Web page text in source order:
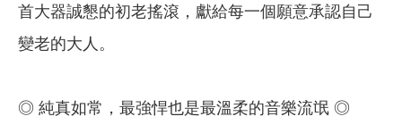
首大器誠懇的初老搖滾，獻給每一個願意承認自己
變老的大人。
◎ 純真如常，最強悍也是最溫柔的音樂流氓 ◎